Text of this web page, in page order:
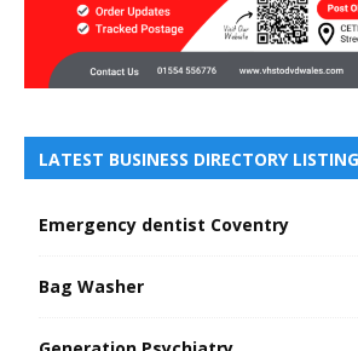
LATEST BUSINESS DIRECTORY
Emergency dentist Coventry
Bag Washer